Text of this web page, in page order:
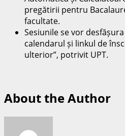
pregătirii pentru
facultate.
Sesiunile se vor
calendarul și linkul de
ulterior”, potrivit UPT.
About the Author